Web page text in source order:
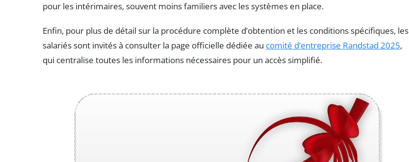
pour les intérimaires, souvent moins familiers avec les systèmes en place.
Enfin, pour plus de détail sur la procédure complète d’obtention et les conditions spécifiques, les
salariés sont invités à consulter la page officielle dédiée au comité d’entreprise Randstad 2025,
qui centralise toutes les informations nécessaires pour un accès simplifié.